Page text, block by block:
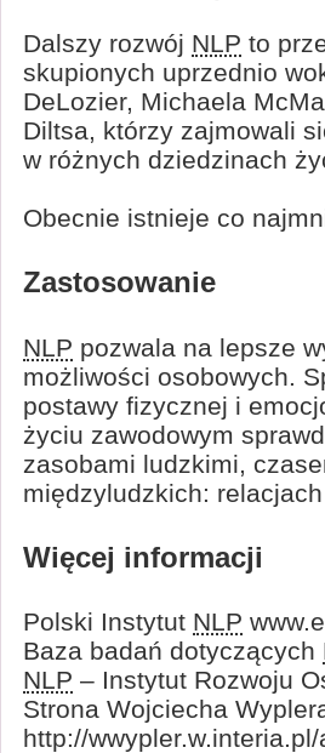
Dalszy rozwój NLP to
skupionych uprzednio
DeLozier, Michaela
Diltsa, którzy zajmowali
w różnych dziedzinach
Obecnie istnieje co
Zastosowanie
NLP pozwala na lepsze
możliwości osobowych.
postawy fizycznej i
życiu zawodowym
zasobami ludzkimi,
międzyludzkich:
Więcej informacji
Polski Instytut NLP
Baza badań dotyczących
NLP – Instytut Rozwoju
Strona Wojciecha
http://